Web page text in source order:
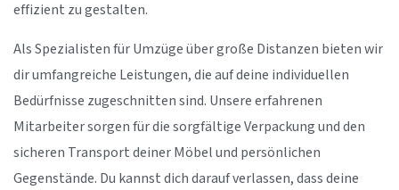
effizient zu gestalten.
Als Spezialisten für Umzüge über große Distanzen bieten wir
dir umfangreiche Leistungen, die auf deine individuellen
Bedürfnisse zugeschnitten sind. Unsere erfahrenen
Mitarbeiter sorgen für die sorgfältige Verpackung und den
sicheren Transport deiner Möbel und persönlichen
Gegenstände. Du kannst dich darauf verlassen, dass deine